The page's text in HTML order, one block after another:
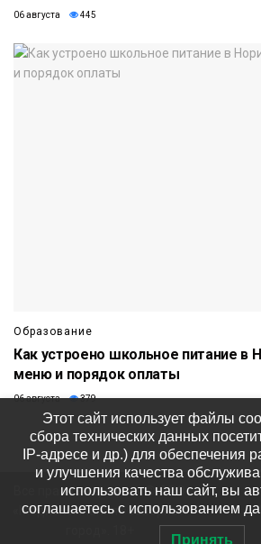
06 августа 445
Образование
Как устроено школьное питание в
меню и порядок оплаты
06 августа 379
Все права защищены © ООО
«Медиакомпания «Северный
Этот сайт использует файлы
сбора технических данных
IP-адресе и др.) для обеспечения
и улучшения качества
использовать наш сайт, вы
соглашаетесь с использованием
Принять